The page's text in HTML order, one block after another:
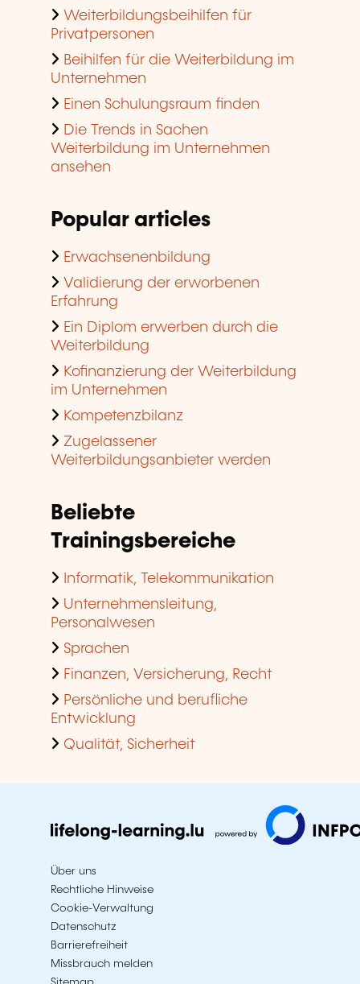
Weiterbildungsbeihilfen für
Privatpersonen
Beihilfen für die Weiterbildung im
Unternehmen
Einen Schulungsraum finden
Die Trends in Sachen
Weiterbildung im Unternehmen
ansehen
Popular articles
Erwachsenenbildung
Validierung der erworbenen
Erfahrung
Ein Diplom erwerben durch die
Weiterbildung
Kofinanzierung der Weiterbildung
im Unternehmen
Kompetenzbilanz
Zugelassener
Weiterbildungsanbieter werden
Beliebte
Trainingsbereiche
Informatik, Telekommunikation
Unternehmensleitung,
Personalwesen
Sprachen
Finanzen, Versicherung, Recht
Persönliche und berufliche
Entwicklung
Qualität, Sicherheit
Über uns
Rechtliche Hinweise
Cookie-Verwaltung
Datenschutz
Barrierefreiheit
Missbrauch melden